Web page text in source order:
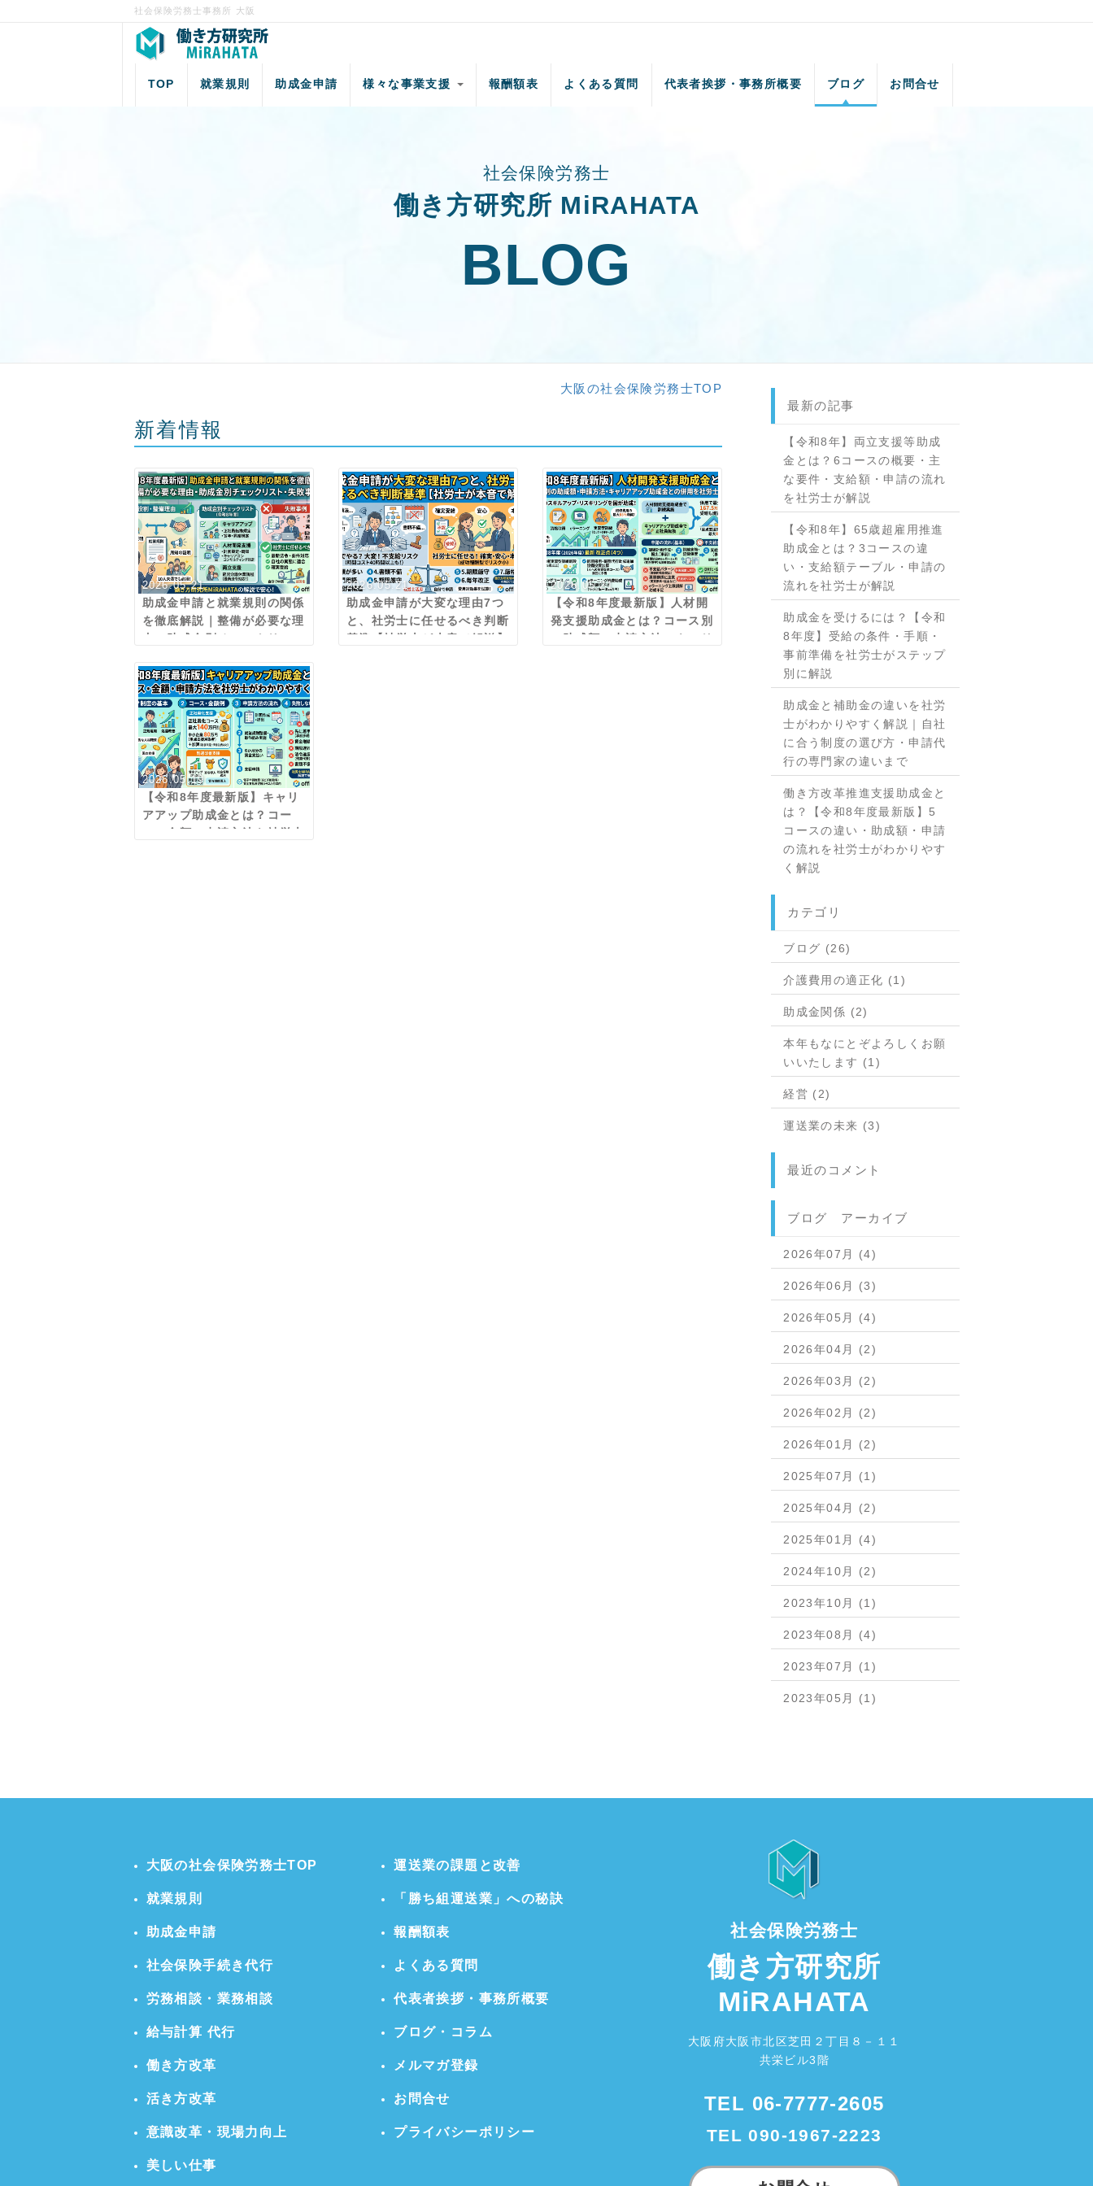
社会保険労務士事務所 大阪
TOP 就業規則 助成金申請 様々な事業支援 報酬額表 よくある質問 代表者挨拶・事務所概要 ブログ お問合せ
社会保険労務士
働き方研究所 MiRAHATA
BLOG
大阪の社会保険労務士TOP
新着情報
2026.05.21
助成金申請と就業規則の関係
を徹底解説｜整備が必要な理
由・助成金別チェックリス
2026.05.21
助成金申請が大変な理由7つ
と、社労士に任せるべき判断
基準【社労士が本音で解説】
2026.05.21
【令和8年度最新版】人材開
発支援助成金とは？コース別
の助成額・申請方法・キャリ
2026.05.19
【令和8年度最新版】キャリ
アアップ助成金とは？コー
ス・金額・申請方法を社労士
最新の記事
【令和8年】両立支援等助成
金とは？6コースの概要・主
な要件・支給額・申請の流れ
を社労士が解説
【令和8年】65歳超雇用推進
助成金とは？3コースの違
い・支給額テーブル・申請の
流れを社労士が解説
助成金を受けるには？【令和
8年度】受給の条件・手順・
事前準備を社労士がステップ
別に解説
助成金と補助金の違いを社労
士がわかりやすく解説｜自社
に合う制度の選び方・申請代
行の専門家の違いまで
働き方改革推進支援助成金と
は？【令和8年度最新版】5
コースの違い・助成額・申請
の流れを社労士がわかりやす
く解説
カテゴリ
ブログ (26)
介護費用の適正化 (1)
助成金関係 (2)
本年もなにとぞよろしくお願
いいたします (1)
経営 (2)
運送業の未来 (3)
最近のコメント
ブログ アーカイブ
2026年07月 (4)
2026年06月 (3)
2026年05月 (4)
2026年04月 (2)
2026年03月 (2)
2026年02月 (2)
2026年01月 (2)
2025年07月 (1)
2025年04月 (2)
2025年01月 (4)
2024年10月 (2)
2023年10月 (1)
2023年08月 (4)
2023年07月 (1)
2023年05月 (1)
大阪の社会保険労務士TOP
就業規則
助成金申請
社会保険手続き代行
労務相談・業務相談
給与計算 代行
働き方改革
活き方改革
意識改革・現場力向上
美しい仕事
運送業の課題と改善
「勝ち組運送業」への秘訣
報酬額表
よくある質問
代表者挨拶・事務所概要
ブログ・コラム
メルマガ登録
お問合せ
プライバシーポリシー
社会保険労務士
働き方研究所
MiRAHATA
大阪府大阪市北区芝田２丁目８－１１
共栄ビル3階
TEL 06-7777-2605
TEL090-1967-2223